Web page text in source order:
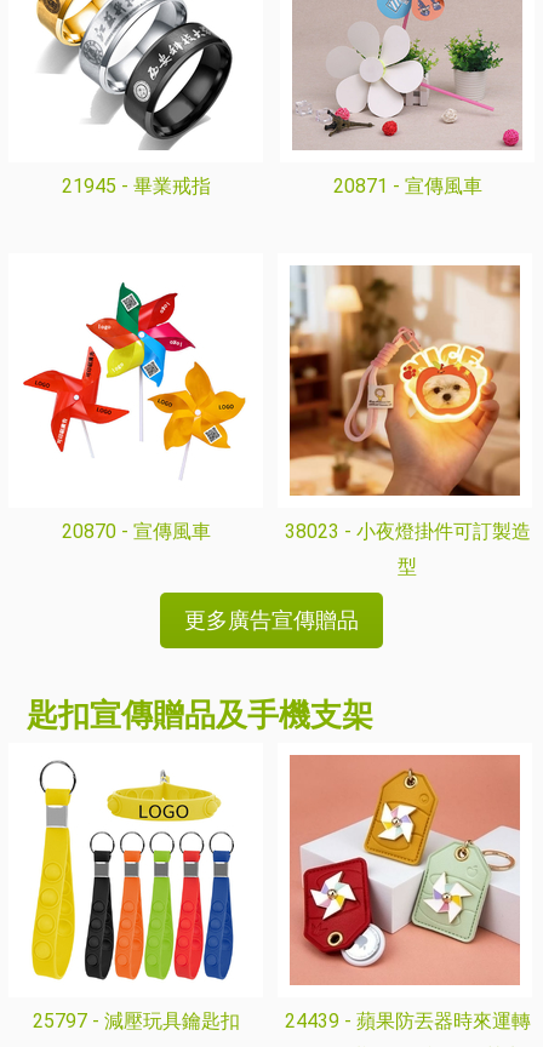
21945 - 畢業戒指 20871 - 宣傳風車
20870 - 宣傳風車 38023 - 小夜燈掛件可訂製造
型
更多廣告宣傳贈品
匙扣宣傳贈品及手機支架
25797 - 減壓玩具鑰匙扣 24439 - 蘋果防丟器時來運轉